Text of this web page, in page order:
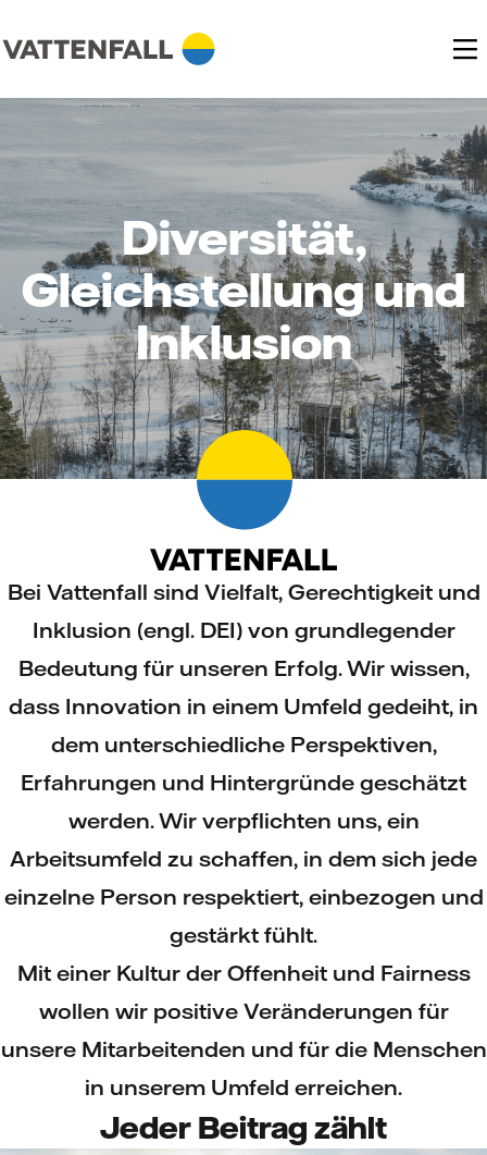
Diversität,
Gleichstellung und
Inklusion
Bei Vattenfall sind Vielfalt, Gerechtigkeit und
Inklusion (engl. DEI) von grundlegender
Bedeutung für unseren Erfolg. Wir wissen,
dass Innovation in einem Umfeld gedeiht, in
dem unterschiedliche Perspektiven,
Erfahrungen und Hintergründe geschätzt
werden. Wir verpflichten uns, ein
Arbeitsumfeld zu schaffen, in dem sich jede
einzelne Person respektiert, einbezogen und
gestärkt fühlt.
Mit einer Kultur der Offenheit und Fairness
wollen wir positive Veränderungen für
unsere Mitarbeitenden und für die Menschen
in unserem Umfeld erreichen.
Jeder Beitrag zählt